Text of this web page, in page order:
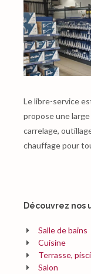
Le libre-service
propose une
carrelage,
chauffage pour
Découvrez nos
Salle de bains
Cuisine
Terrasse,
Salon